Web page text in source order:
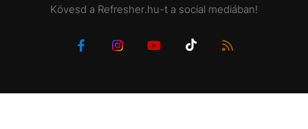
Kövesd a Refresher.hu-t a social mediában!